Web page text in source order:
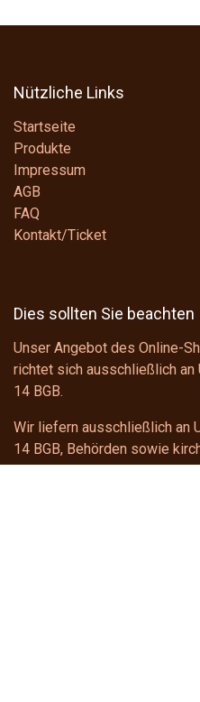
Nützliche Links
Startseite
Produkte
Impressum
AGB
FAQ
Kontakt/Ticket
Dies sollten Sie beachten
Unser Angebot des Online-
richtet sich ausschließlich an
14 BGB.
Wir liefern ausschließlich an
14 BGB, Behörden sowie
Einrichtungen.